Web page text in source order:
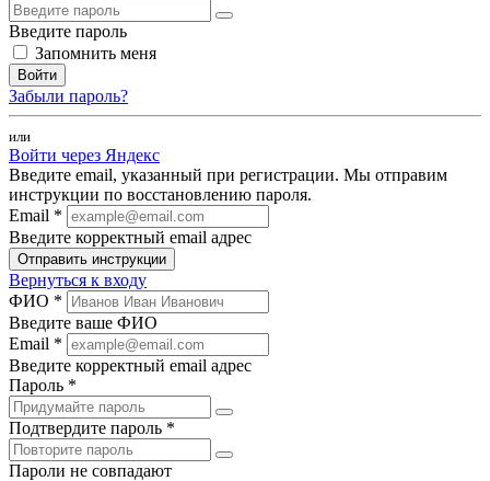
Введите пароль
Запомнить меня
Войти
Забыли пароль?
или
Войти через Яндекс
Введите email, указанный при регистрации. Мы отправим
инструкции по восстановлению пароля.
Email *
Введите корректный email адрес
Отправить инструкции
Вернуться к входу
ФИО *
Введите ваше ФИО
Email *
Введите корректный email адрес
Пароль *
Подтвердите пароль *
Пароли не совпадают